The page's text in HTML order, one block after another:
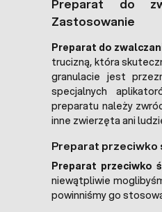
Preparat do
Zastosowanie
Preparat do
trucizną, która
granulacie jest
specjalnych
preparatu należy
inne zwierzęta ani
Preparat przeciwko
Preparat przeciwko
niewątpliwie
powinniśmy go